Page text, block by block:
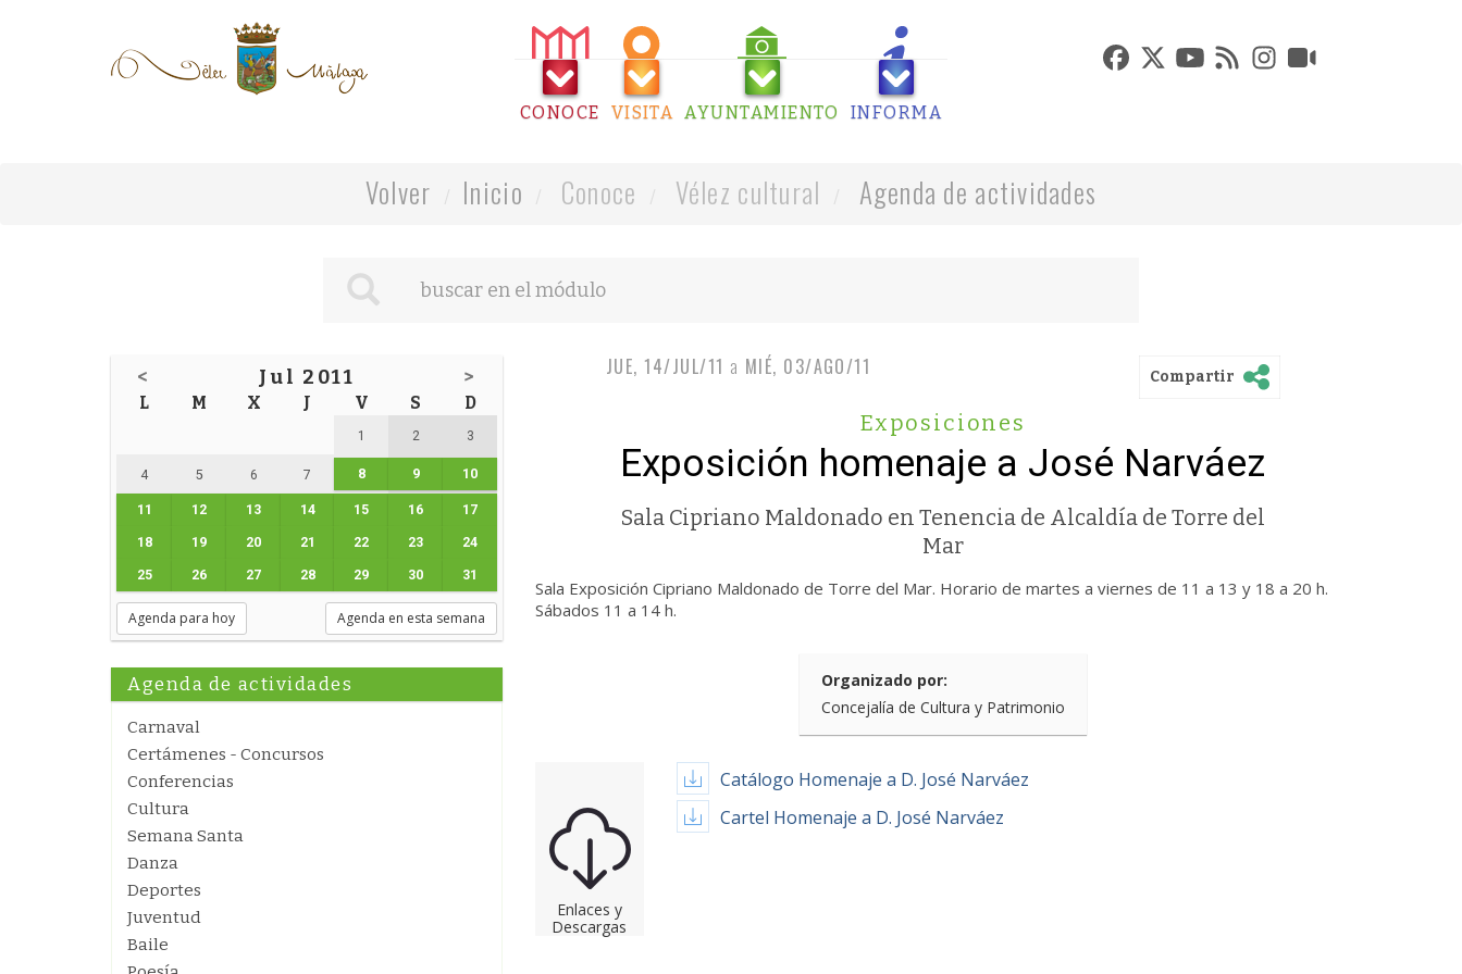
CONOCE VISITA AYUNTAMIENTO INFORMA
Volver Inicio Conoce Vélez cultural Agenda de actividades
< Jul 2011 >
L M X J V S D
1 2 3
4 5 6 7 8 9 10
11 12 13 14 15 16 17
18 19 20 21 22 23 24
25 26 27 28 29 30 31
Agenda para hoy Agenda en esta semana
Agenda de actividades
Carnaval
Certámenes - Concursos
Conferencias
Cultura
Semana Santa
Danza
Deportes
Juventud
Baile
JUE, 14/JUL/11 a MIÉ, 03/AGO/11 Compartir
Exposiciones
Exposición homenaje a José Narváez
Sala Cipriano Maldonado en Tenencia de Alcaldía de Torre del
Mar
Sala Exposición Cipriano Maldonado de Torre del Mar. Horario de martes a viernes de 11 a 13 y 18 a 20 h.
Sábados 11 a 14 h.
Organizado por:
Concejalía de Cultura y Patrimonio
Enlaces y
Descargas
Catálogo Homenaje a D. José Narváez
Cartel Homenaje a D. José Narváez